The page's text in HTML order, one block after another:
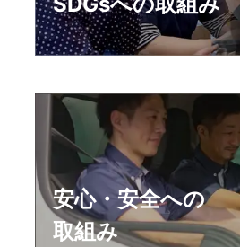
安心・安全への
取組み